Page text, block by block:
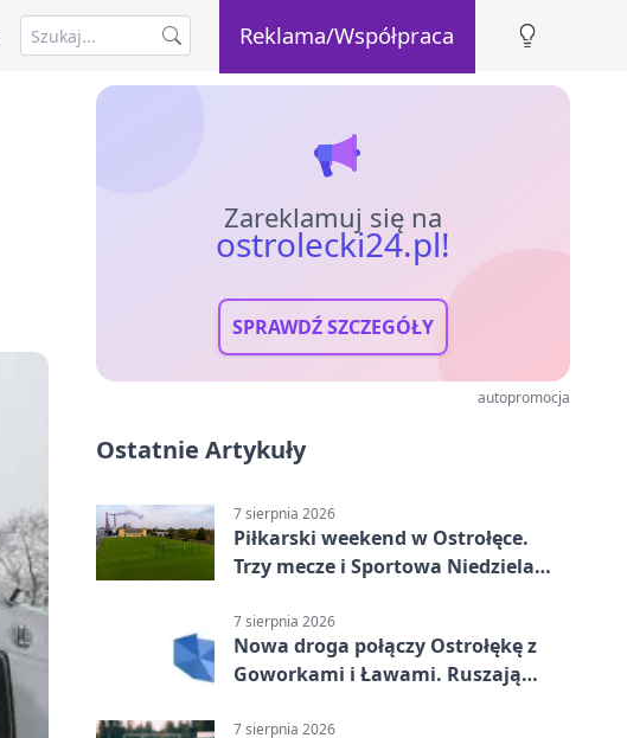
Reklama/Współpraca
Zareklamuj się na
ostrolecki24.pl!
SPRAWDŹ SZCZEGÓŁY
autopromocja
Ostatnie Artykuły
7 sierpnia 2026
Piłkarski weekend w Ostrołęce.
Trzy mecze i Sportowa Niedziela
7 sierpnia 2026
Nowa droga połączy Ostrołękę z
Goworkami i Ławami. Ruszają
7 sierpnia 2026